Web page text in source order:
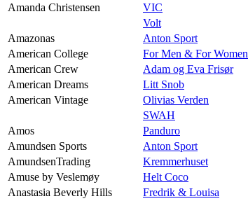
Amanda Christensen
VIC
Volt
Amazonas
Anton Sport
American College
For Men & For Women
American Crew
Adam og Eva Frisør
American Dreams
Litt Snob
American Vintage
Olivias Verden
SWAH
Amos
Panduro
Amundsen Sports
Anton Sport
AmundsenTrading
Kremmerhuset
Amuse by Veslemøy
Helt Coco
Anastasia Beverly Hills
Fredrik & Louisa